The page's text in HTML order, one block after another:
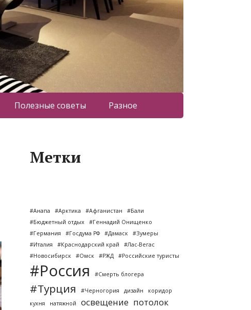
Полезные советы Разное
Метки
#Анапа #Арктика #Афганистан
#Бали
#Бюджетный отдых
#Геннадий Онищенко
#Германия
#Госдума РФ #Дамаск
#Зумеры
#Италия
#Краснодарский край
#Лас-Вегас
#Новосибирск
#Омск #РЖД #Российские туристы
#Россия #Смерть блогера
#Турция #Черногория дизайн
коридор
кухня
натяжной освещение потолок